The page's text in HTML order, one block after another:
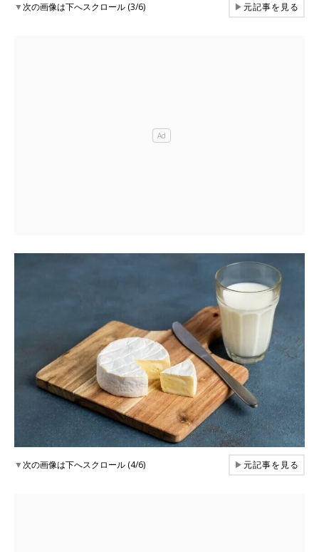
▼次の画像は下へスクロール (3/6) ▶元記事を見る
▼次の画像は下へスクロール (4/6) ▶元記事を見る